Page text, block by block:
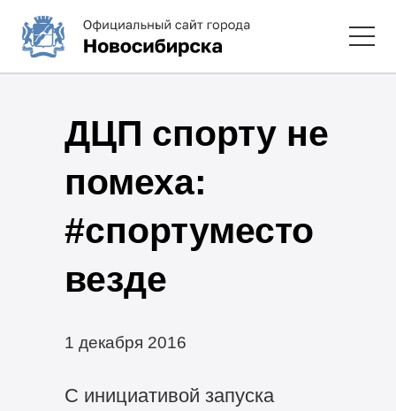
ДЦП спорту не
помеха:
#спортуместо
везде
1 декабря 2016
С инициативой запуска